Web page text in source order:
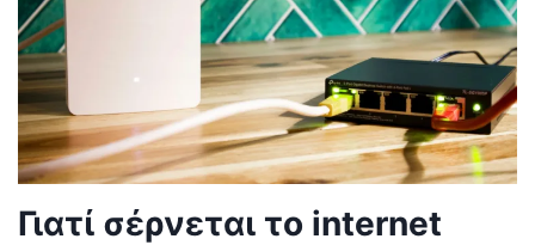
Γιατί σέρνεται το internet